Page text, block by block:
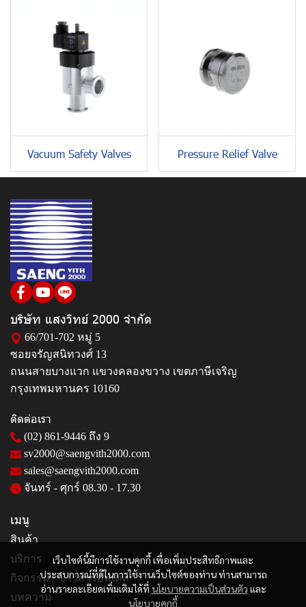
Vacuum Safety Valves Pressure Relief Valve
เว็บไซต์นี้มีการใช้งานคุกกี้ เพื่อเพิ่มประสิทธิภาพและ
ประสบการณ์ที่ดีในการใช้งานเว็บไซต์ของท่าน ท่านสามารถ
อ่านรายละเอียดเพิ่มเติมได้ที่ นโยบายความเป็นส่วนตัว และ
นโยบายคุกกี้
บริษัท แสงวิทย์ 2000 จำกัด
66/701-702 หมู่ 5
ซอยจรัญสนิทวงศ์ 13
ถนนสายบางแวก แขวงคลองขวาง เขตภาษีเจริญ
กรุงเทพมหานคร 10160
ติดต่อเรา
(02) 861-9446 ถึง 9
sv2000@saengvith2000.com
sales@saengvith2000.com
จันทร์ - ศุกร์ 08.30 - 17.30
เมนู
สินค้า
บริการ
กิจกรรม / ข่าวสารอัพเดท
บทความ